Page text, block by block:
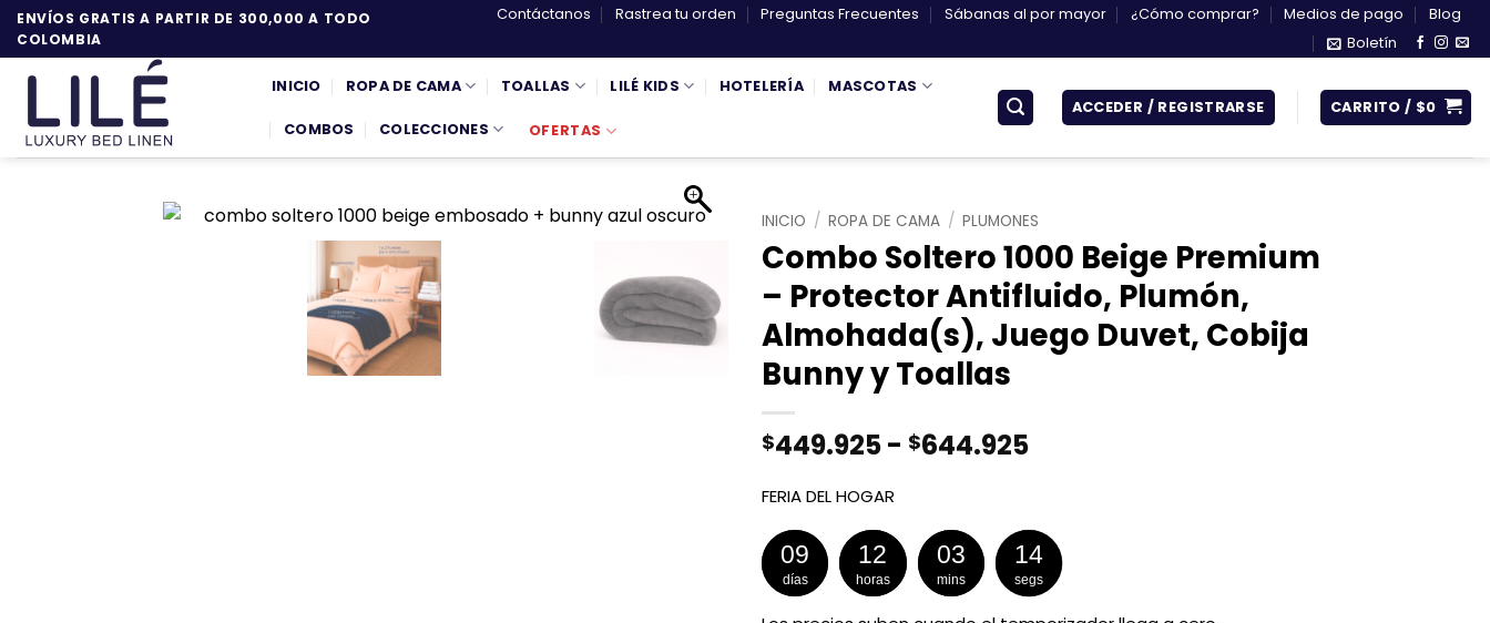
Saltar
ENVÍOS GRATIS A PARTIR DE 300,000 A TODO
COLOMBIA
Contáctanos Rastrea tu orden Preguntas Frecuentes Sábanas al por mayor ¿Cómo comprar? Medios de pago
Blog
Boletín
INICIO ROPA DE CAMA TOALLAS LILÉ KIDS HOTELERÍA MASCOTAS
COMBOS COLECCIONES OFERTAS
ACCEDER / REGISTRARSE CARRITO / $0
INICIO / ROPA DE CAMA / PLUMONES
Combo Soltero 1000 Beige Premium
– Protector Antifluido, Plumón,
Almohada(s), Juego Duvet, Cobija
Bunny y Toallas
$449.925- $644.925Rango
desde
$449.925
hasta
$644.925
FERIA DEL HOGAR
09
días
12
horas
03
mins
13
segs